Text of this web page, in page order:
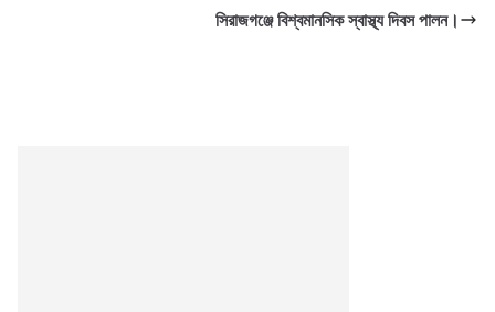
সিরাজগঞ্জে বিশ্বমানসিক স্বাস্থ্য দিবস পালন।